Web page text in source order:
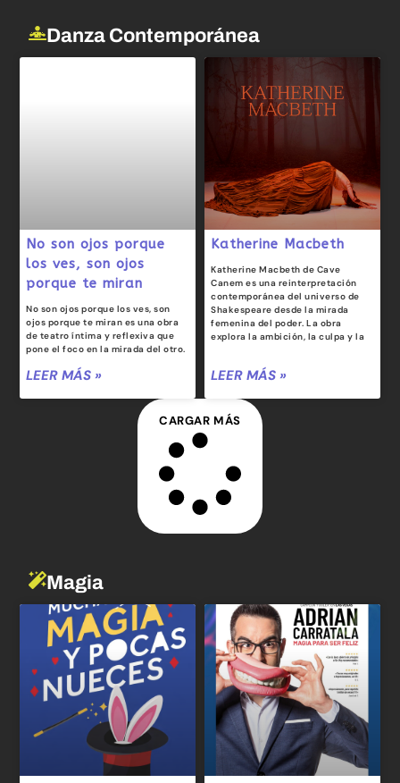
Danza Contemporánea
No son ojos porque
los ves, son ojos
porque te miran
No son ojos porque los ves, son
ojos porque te miran es una obra
de teatro íntima y reflexiva que
pone el foco en la mirada del otro.
LEER MÁS »
Katherine Macbeth
Katherine Macbeth de Cave
Canem es una reinterpretación
contemporánea del universo de
Shakespeare desde la mirada
femenina del poder. La obra
explora la ambición, la culpa y la
LEER MÁS »
CARGAR MÁS
Magia